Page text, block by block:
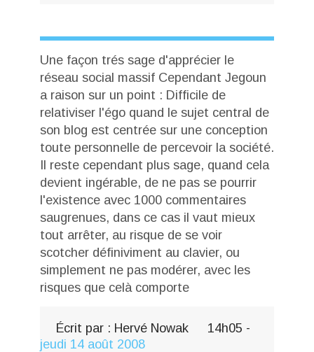
Une façon trés sage d'apprécier le
réseau social massif Cependant Jegoun
a raison sur un point : Difficile de
relativiser l'égo quand le sujet central de
son blog est centrée sur une conception
toute personnelle de percevoir la société.
Il reste cependant plus sage, quand cela
devient ingérable, de ne pas se pourrir
l'existence avec 1000 commentaires
saugrenues, dans ce cas il vaut mieux
tout arrêter, au risque de se voir
scotcher définiviment au clavier, ou
simplement ne pas modérer, avec les
risques que celà comporte
Écrit par : Hervé Nowak 14h05 -
jeudi 14 août 2008